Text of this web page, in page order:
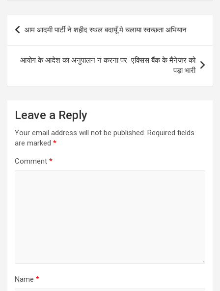
Post
navigation
आम आदमी पार्टी ने शहीद स्थल बदायूँ मे चलाया स्वच्छता अभियान
आयोग के आदेश का अनुपालन न करना पर एक्सिस बैंक के मैनेजर को
पड़ा भारी
Leave a Reply
Your email address will not be published. Required fields
are marked *
Comment *
Name *